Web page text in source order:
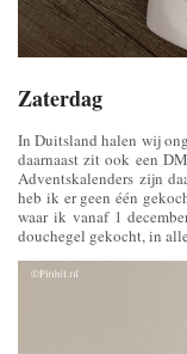
Zaterdag
In Duitsland halen wij
daarnaast zit ook een
Adventskalenders zijn
heb ik er geen één
waar ik vanaf 1
douchegel gekocht, in